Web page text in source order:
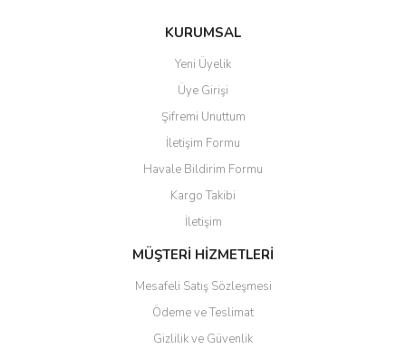
Ürün bilgilerinde hatalar bulunuyor.
Gönder
KURUMSAL
Yeni Üyelik
Üye Girişi
Şifremi Unuttum
İletişim Formu
Havale Bildirim Formu
Kargo Takibi
İletişim
MÜŞTERİ HİZMETLERİ
Mesafeli Satış Sözleşmesi
Ödeme ve Teslimat
Gizlilik ve Güvenlik